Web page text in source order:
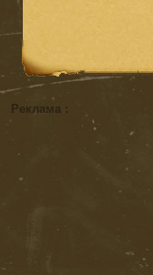
Реклама :